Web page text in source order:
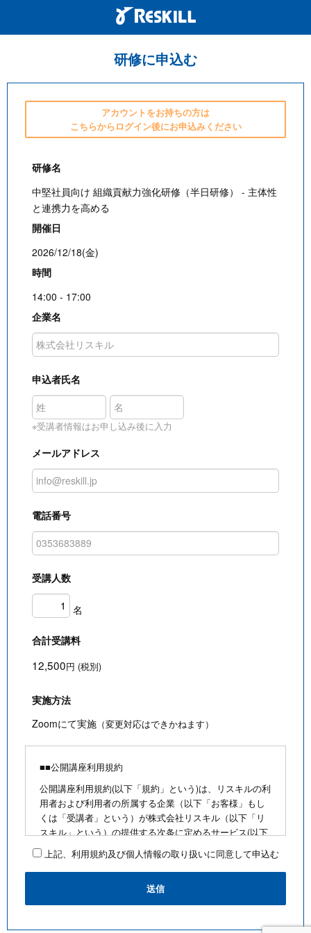
研修に申込む
アカウントをお持ちの方は
こちらからログイン後にお申込みください
研修名
中堅社員向け 組織貢献力強化研修（半日研修） - 主体性
と連携力を高める
開催日
2026/12/18(金)
時間
14:00 - 17:00
企業名
申込者氏名
※受講者情報はお申し込み後に入力
メールアドレス
電話番号
受講人数
名
合計受講料
12,500円 (税別)
実施方法
Zoomにて実施 （変更対応はできかねます）
■■公開講座利用規約
公開講座利用規約(以下「規約」という)は、リスキルの利
用者および利用者の所属する企業（以下「お客様」もし
くは「受講者」という）が株式会社リスキル（以下「リ
スキル」という）の提供する次条に定めるサービス(以下
「公開講座」という)を利用するにあたり、お客様に遵守
していただく事項を定めたものです。
■公開講座お申込みにあたって
・最少催行人数を満たさないなど合理的な事由がある場
とします
上記、利用規約及び個人情報の取り扱いに同意して申込む